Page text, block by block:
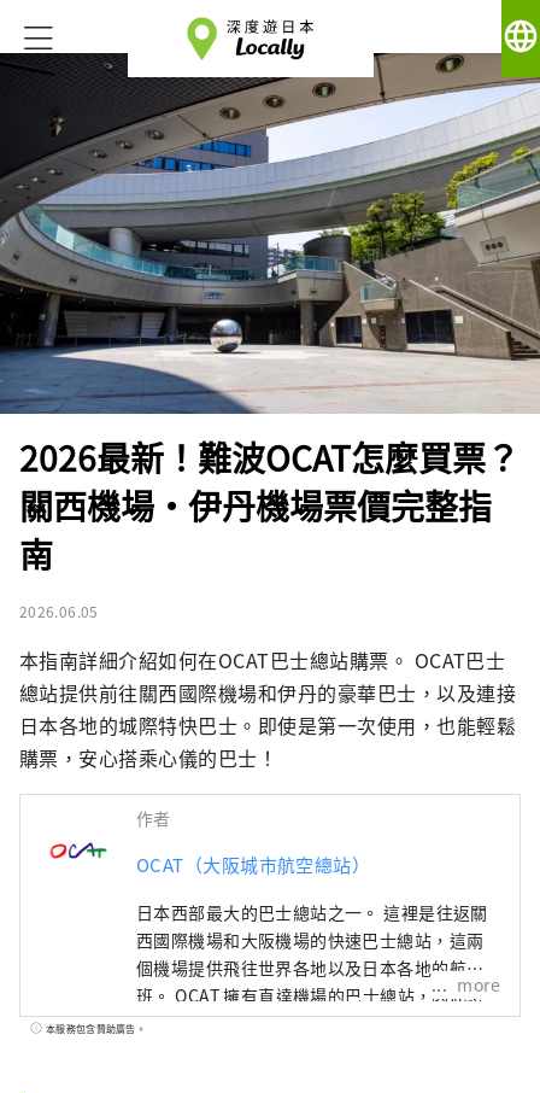
language
2026最新！難波OCAT怎麼買票？
關西機場・伊丹機場票價完整指
南
2026.06.05
本指南詳細介紹如何在OCAT巴士總站購票。 OCAT巴士
總站提供前往關西國際機場和伊丹的豪華巴士，以及連接
日本各地的城際特快巴士。即使是第一次使用，也能輕鬆
購票，安心搭乘心儀的巴士！
作者
OCAT（大阪城市航空總站）
日本西部最大的巴士總站之一。 這裡是往返關
西國際機場和大阪機場的快速巴士總站，這兩
個機場提供飛往世界各地以及日本各地的航
班。 OCAT 擁有直達機場的巴士總站，因此您
可以品嚐來自世界各地的美食。 這裡有許多商
more
本服務包含贊助廣告。